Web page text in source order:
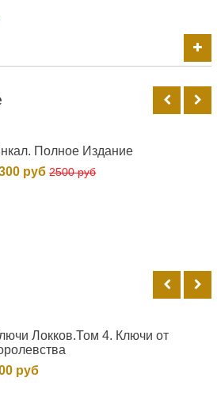
Полное Издание
руб2500 руб
Локков.Том 4. Ключи от
руб